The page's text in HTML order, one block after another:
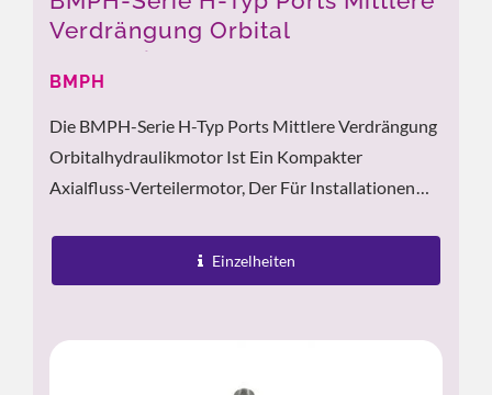
Verdrängung Orbital
Hydraulikmotor
BMPH
Die BMPH-Serie H-Typ Ports Mittlere Verdrängung
Orbitalhydraulikmotor Ist Ein Kompakter
Axialfluss-Verteilermotor, Der Für Installationen
Einzelheiten